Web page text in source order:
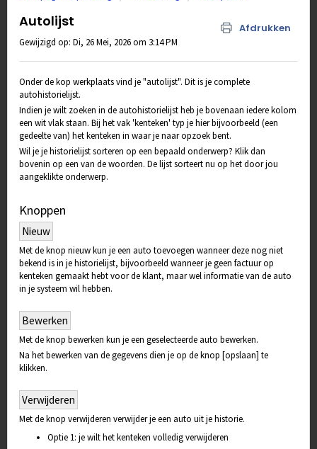
Autolijst Afdrukken
Gewijzigd op: Di, 26 Mei, 2026 om 3:14 PM
Onder de kop werkplaats vind je "autolijst". Dit is je complete
autohistorielijst.
Indien je wilt zoeken in de autohistorielijst heb je bovenaan iedere kolom
een wit vlak staan. Bij het vak 'kenteken' typ je hier bijvoorbeeld (een
gedeelte van) het kenteken in waar je naar opzoek bent.
Wil je je historielijst sorteren op een bepaald onderwerp? Klik dan
bovenin op een van de woorden. De lijst sorteert nu op het door jou
aangeklikte onderwerp.
Knoppen
Nieuw
Met de knop nieuw kun je een auto toevoegen wanneer deze nog niet
bekend is in je historielijst, bijvoorbeeld wanneer je geen factuur op
kenteken gemaakt hebt voor de klant, maar wel informatie van de auto
in je systeem wil hebben.
Bewerken
Met de knop bewerken kun je een geselecteerde auto bewerken.
Na het bewerken van de gegevens dien je op de knop [opslaan] te
klikken.
Verwijderen
Met de knop verwijderen verwijder je een auto uit je historie.
Optie 1: je wilt het kenteken volledig verwijderen